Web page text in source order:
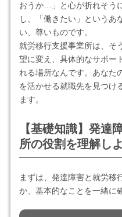
おうか…」と心が折れそう
し、「働きたい」というあ
い、尊いものです。
就労移行支援事業所は、そ
望に変え、具体的なサポー
れる場所なんです。あなた
を活かせる就職先を見つけ
ます。
【基礎知識】発達
所の役割を理解し
まずは、発達障害と就労移
か、基本的なことを一緒に